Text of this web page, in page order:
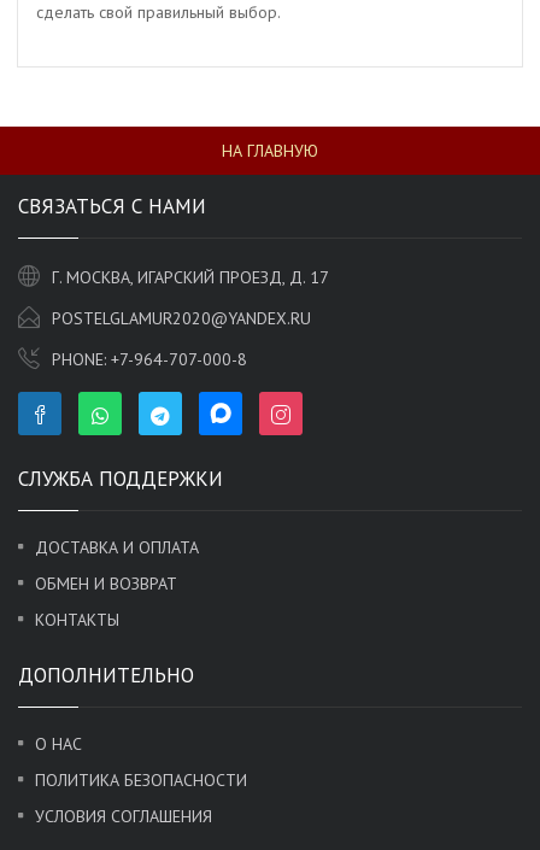
сделать свой правильный выбор.
НА ГЛАВНУЮ
СВЯЗАТЬСЯ С НАМИ
Г. МОСКВА, ИГАРСКИЙ ПРОЕЗД, Д. 17
POSTELGLAMUR2020@YANDEX.RU
PHONE: +7-964-707-000-8
СЛУЖБА ПОДДЕРЖКИ
ДОСТАВКА И ОПЛАТА
ОБМЕН И ВОЗВРАТ
КОНТАКТЫ
ДОПОЛНИТЕЛЬНО
О НАС
ПОЛИТИКА БЕЗОПАСНОСТИ
УСЛОВИЯ СОГЛАШЕНИЯ